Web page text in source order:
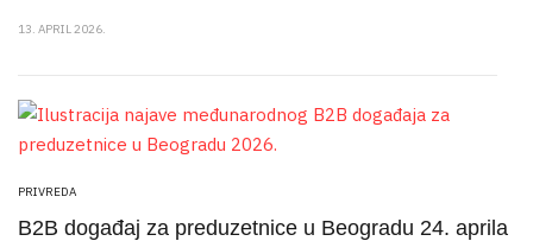
13. APRIL 2026.
PRIVREDA
B2B događaj za preduzetnice u Beogradu 24. aprila